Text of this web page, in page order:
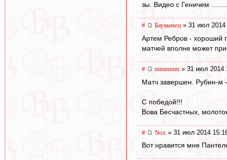
зы. Видео с Геничем
# Бауманец » 31 июл 2014
Артем Ребров - хороший
матчей вполне может
# mmmmm » 31 июл 2014
Матч завершен. Рубин-м
С победой!!!
Вова Бесчастных,
# Nox » 31 июл 2014
Вот нравится мне